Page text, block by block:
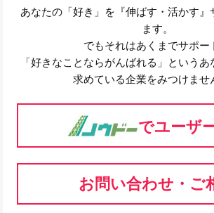
あなたの「好き」を『伸ばす・活かす』
ます。
でもそれはあくまでサポー
「好きなことならがんばれる」という
求めている企業をみつけませ
でユーザ
お問い合わせ・ご